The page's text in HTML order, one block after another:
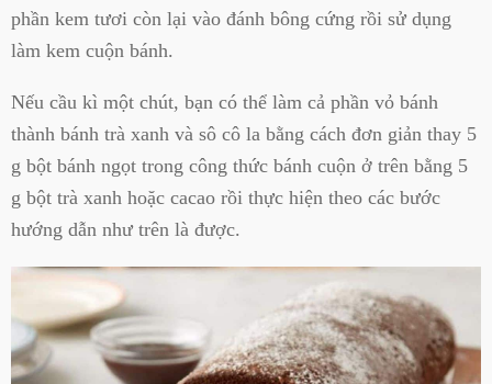
phần kem tươi còn lại vào đánh bông cứng rồi sử dụng
làm kem cuộn bánh.
Nếu cầu kì một chút, bạn có thể làm cả phần vỏ bánh
thành bánh trà xanh và sô cô la bằng cách đơn giản thay 5
g bột bánh ngọt trong công thức bánh cuộn ở trên bằng 5
g bột trà xanh hoặc cacao rồi thực hiện theo các bước
hướng dẫn như trên là được.